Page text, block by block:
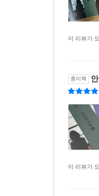
이 리뷰가
종이책
이 리뷰가